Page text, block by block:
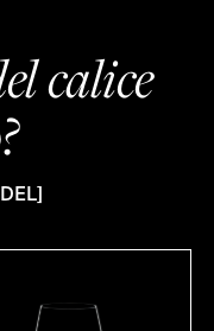
calice